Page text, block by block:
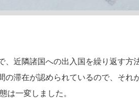
近隣諸国への出入国を繰り返す方
滞在が認められているので、それ
は一変しました。